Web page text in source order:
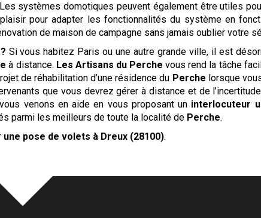
systèmes domotiques peuvent également être utiles
pour adapter les fonctionnalités du système en
de maison de campagne sans jamais oublier votre
Si vous habitez Paris ou une autre grande ville, il est
à distance. Les Artisans du Perche vous rend la tâche
de réhabilitation d’une résidence du Perche lorsque
que vous devrez gérer à distance et de
venons en aide en vous proposant un interlocuteur
parmi les meilleurs de toute la localité de Perche.
une pose de volets à Dreux (28100).